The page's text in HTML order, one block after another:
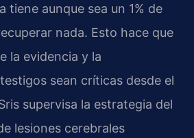
tiene aunque sea un 1% de
nada. Esto hace que
la evidencia y la
sean críticas desde el
supervisa la estrategia del
lesiones cerebrales